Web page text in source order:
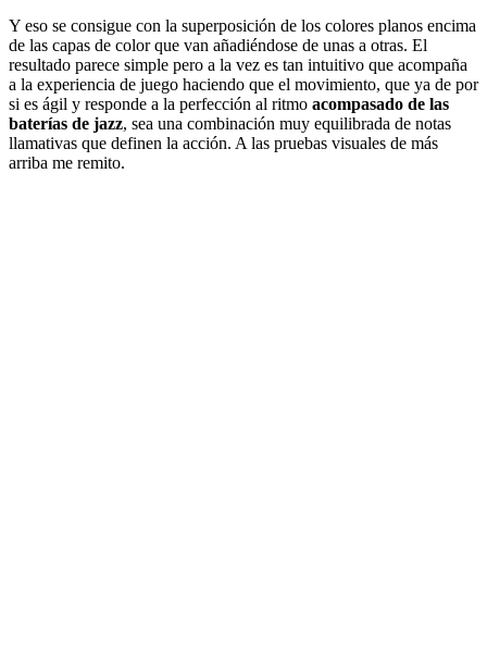
Y eso se consigue con la superposición de los colores planos encima
de las capas de color que van añadiéndose de unas a otras. El
resultado parece simple pero a la vez es tan intuitivo que acompaña
a la experiencia de juego haciendo que el movimiento, que ya de por
si es ágil y responde a la perfección al ritmo acompasado de las
baterías de jazz, sea una combinación muy equilibrada de notas
llamativas que definen la acción. A las pruebas visuales de más
arriba me remito.